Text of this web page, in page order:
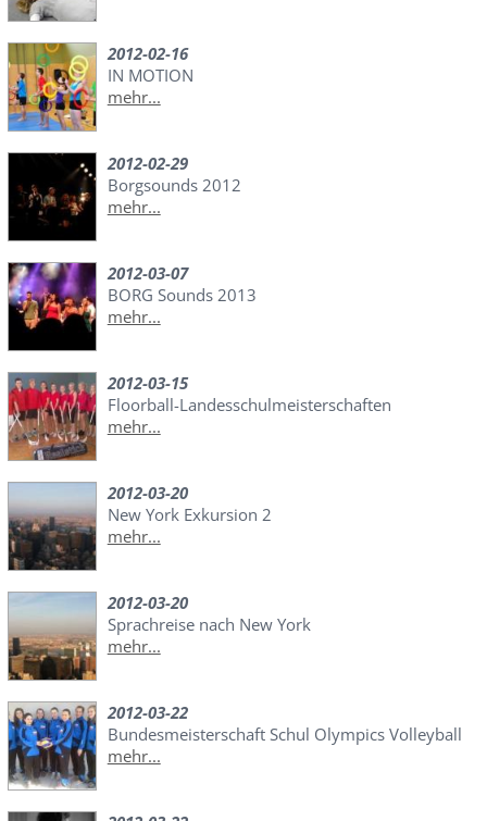
2012-02-16
IN MOTION
mehr...
2012-02-29
Borgsounds 2012
mehr...
2012-03-07
BORG Sounds 2013
mehr...
2012-03-15
Floorball-Landesschulmeisterschaften
mehr...
2012-03-20
New York Exkursion 2
mehr...
2012-03-20
Sprachreise nach New York
mehr...
2012-03-22
Bundesmeisterschaft Schul Olympics Volleyball
mehr...